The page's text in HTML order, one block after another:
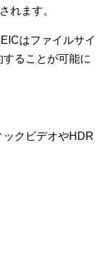
れます。
はファイルサイ
ることが可能に
クビデオやHDR